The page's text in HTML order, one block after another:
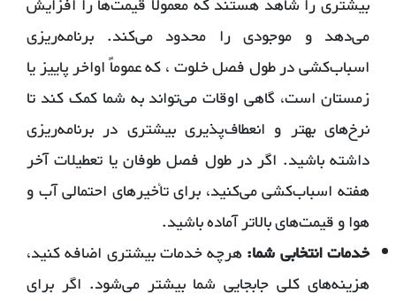
بیشتری را شاهد هستند که معمولاً قیمت‌ها را افزایش
می‌دهد و موجودی را محدود می‌کند. برنامه‌ریزی
اسباب‌کشی در طول فصل خلوت ، که عموماً اواخر پاییز یا
زمستان است، گاهی اوقات می‌تواند به شما کمک کند تا
نرخ‌های بهتر و انعطاف‌پذیری بیشتری در برنامه‌ریزی
داشته باشید. اگر در طول فصل طوفان یا تعطیلات آخر
هفته اسباب‌کشی می‌کنید، برای تأخیرهای احتمالی آب و
هوا و قیمت‌های بالاتر آماده باشید.
خدمات انتخابی شما:هرچه خدمات بیشتری اضافه کنید،
هزینه‌های کلی جابجایی شما بیشتر می‌شود. اگر برای